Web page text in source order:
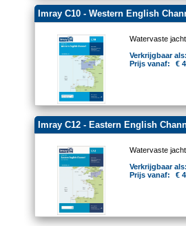
Imray C10 - Western English
Watervaste
Verkrijgbaar
Prijs vanaf:
€
Imray C12 - Eastern English
Watervaste
Verkrijgbaar
Prijs vanaf:
€